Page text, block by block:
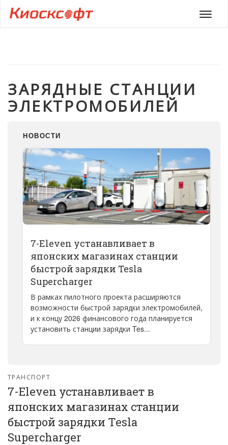
Меню
ЗАРЯДНЫЕ СТАНЦИИ
ЭЛЕКТРОМОБИЛЕЙ
НОВОСТИ
7-Eleven устанавливает в
японских магазинах станции
быстрой зарядки Tesla
Supercharger
В рамках пилотного проекта расширяются
возможности быстрой зарядки электромобилей,
и к концу 2026 финансового года планируется
установить станции зарядки Tes...
ТРАНСПОРТ
7-Eleven устанавливает в
японских магазинах станции
быстрой зарядки Tesla
Supercharger